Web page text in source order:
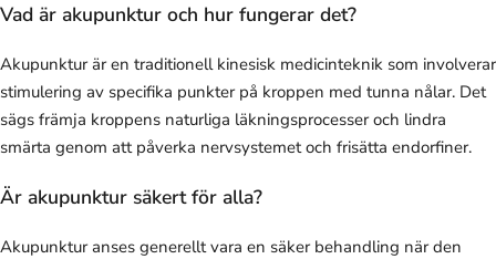
Vad är akupunktur och hur fungerar det?
Akupunktur är en traditionell kinesisk medicinteknik som involverar
stimulering av specifika punkter på kroppen med tunna nålar. Det
sägs främja kroppens naturliga läkningsprocesser och lindra
smärta genom att påverka nervsystemet och frisätta endorfiner.
Är akupunktur säkert för alla?
Akupunktur anses generellt vara en säker behandling när den